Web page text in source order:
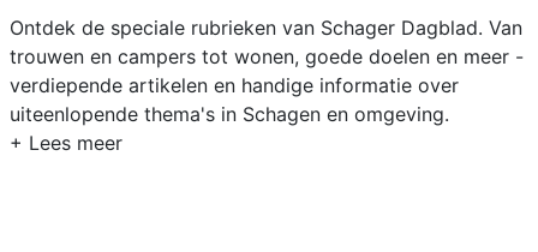
Ontdek de speciale rubrieken van Schager Dagblad. Van
trouwen en campers tot wonen, goede doelen en meer -
verdiepende artikelen en handige informatie over
uiteenlopende thema's in Schagen en omgeving.